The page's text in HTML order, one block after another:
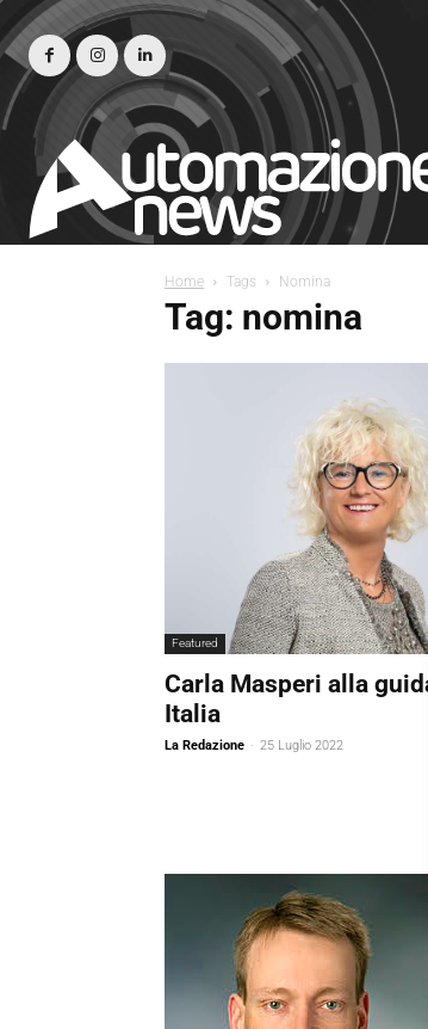
Home Tags Nomina
Tag: nomina
Featured
Carla Masperi alla
Italia
La Redazione - 25 Luglio 2022